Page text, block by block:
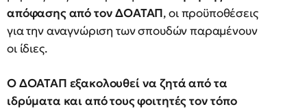
απόφασης από τον ΔΟΑΤΑΠ, οι προϋποθέσεις
για την αναγνώριση των σπουδών παραμένουν
οι ίδιες.
Ο ΔΟΑΤΑΠ εξακολουθεί να ζητά από τα
ιδρύματα και από τους φοιτητές τον τόπο